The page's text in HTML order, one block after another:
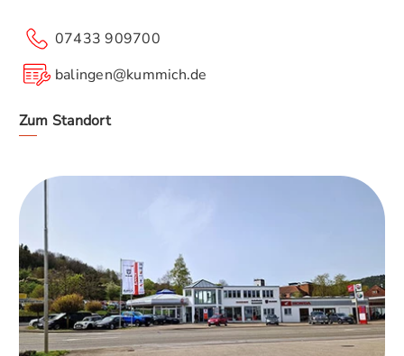
07433 909700
balingen@kummich.de
Zum Standort